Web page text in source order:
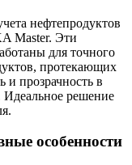
нефтепродуктов
Master. Эти
для точного
протекающих
и прозрачность в
решение
особенности